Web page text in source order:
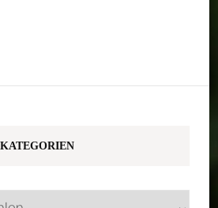
KATEGORIEN